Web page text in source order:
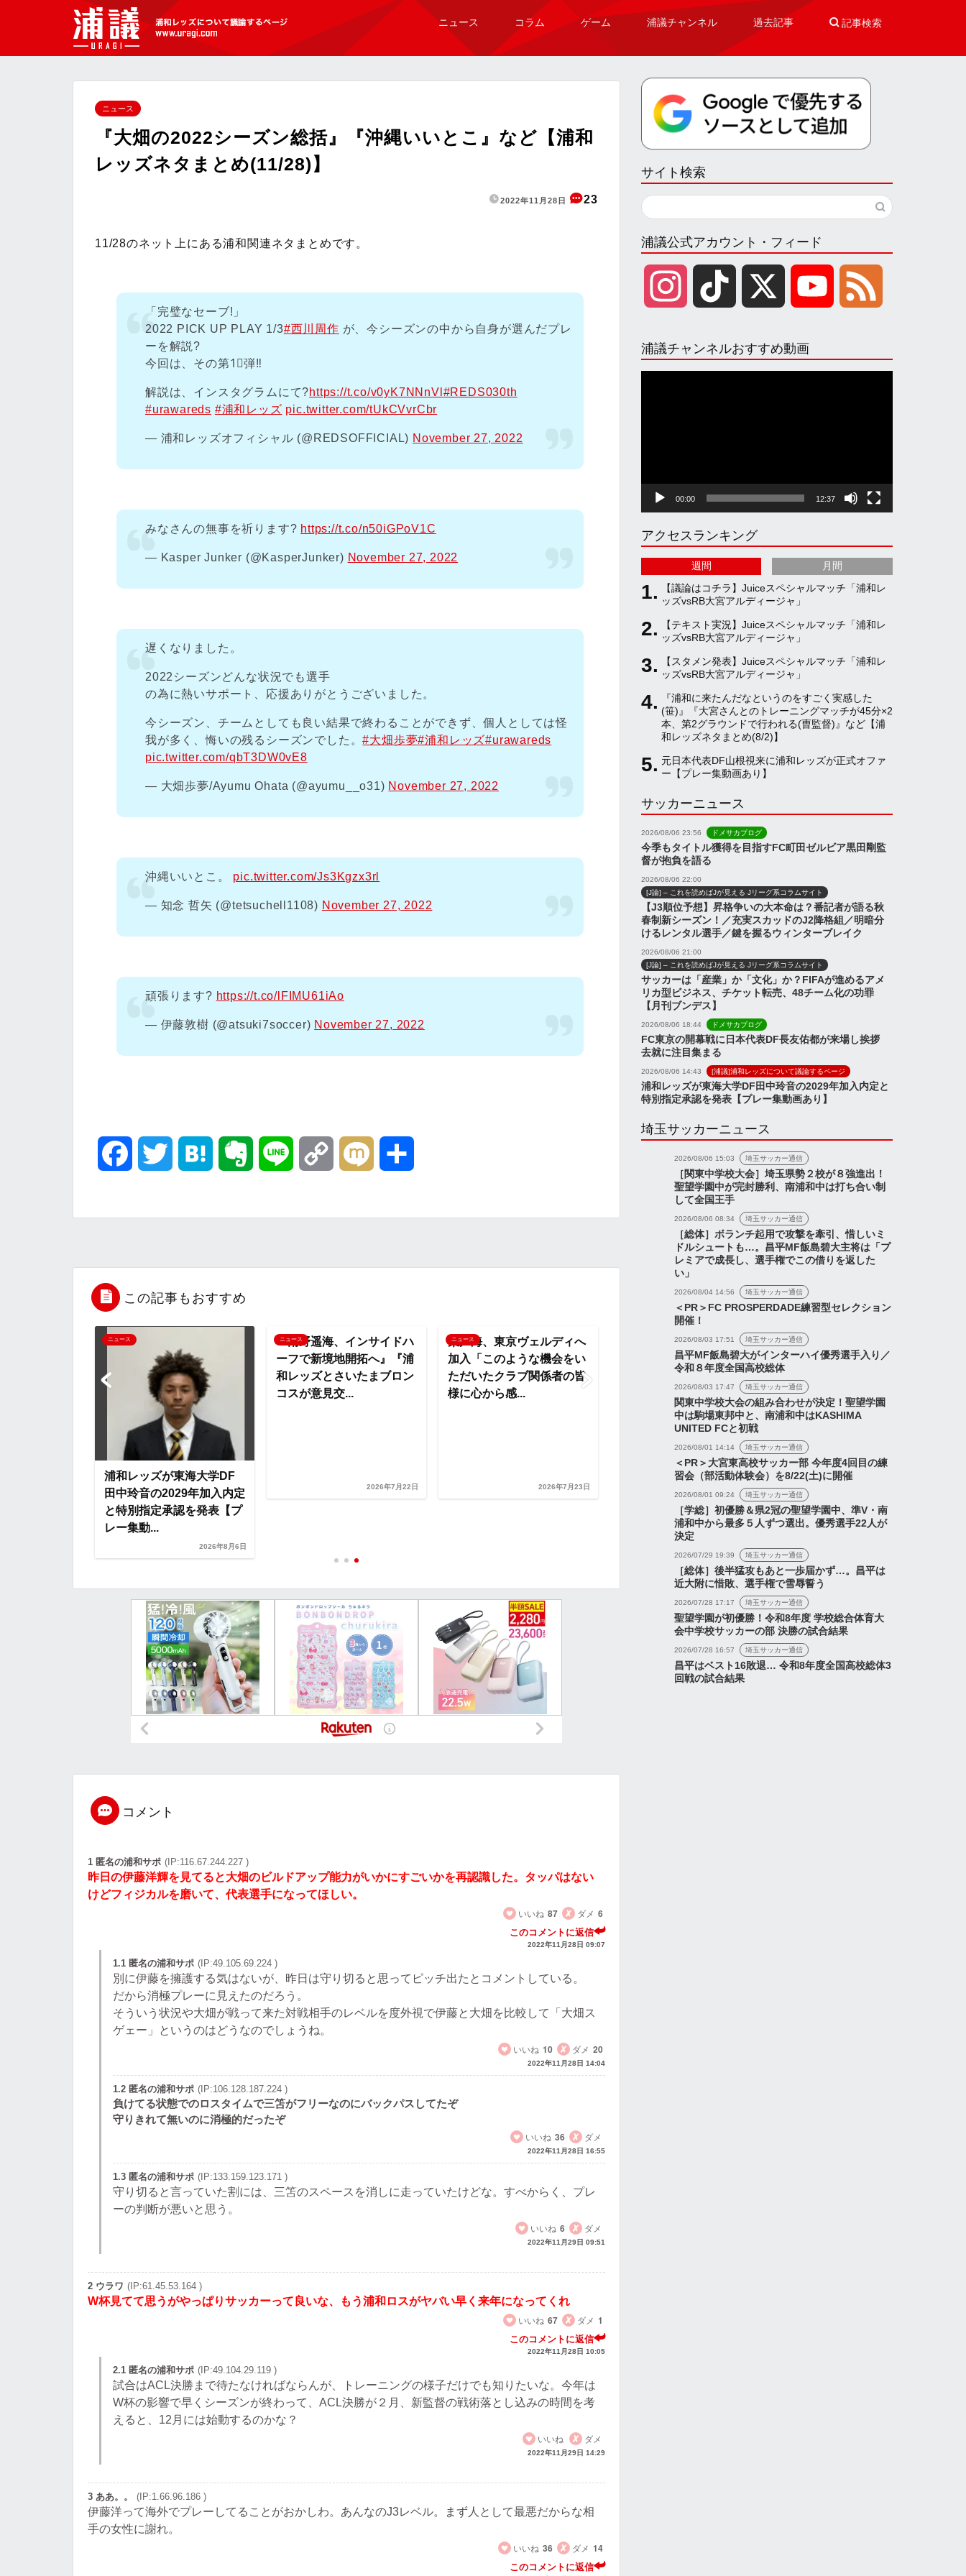
[浦議]浦和レッズについて議論するペ
ニュース コラム ゲーム 浦議チャンネル 過去記事  記事検索
ニュース
『大畑の2022シーズン総括』『沖縄いいとこ』など【浦和
レッズネタまとめ(11/28)】
2022年11月28日 23
11/28のネット上にある浦和関連ネタまとめです。
「完璧なセーブ!」
2022 PICK UP PLAY 1/3#西川周作 が、今シーズンの中から自身が選んだプレ
ーを解説?️
今回は、その第1⃣弾‼️
解説は、インスタグラムにて?https://t.co/v0yK7NNnVl #REDS030th
#urawareds #浦和レッズ pic.twitter.com/tUkCVvrCbr
— 浦和レッズオフィシャル (@REDSOFFICIAL) November 27, 2022
みなさんの無事を祈ります? https://t.co/n50iGPoV1C
— Kasper Junker (@KasperJunker) November 27, 2022
遅くなりました。
2022シーズンどんな状況でも選手
の為に熱いサポート、応援ありがとうございました。
今シーズン、チームとしても良い結果で終わることができず、個人としては怪
我が多く、悔いの残るシーズンでした。#大畑歩夢#浦和レッズ#urawareds
pic.twitter.com/qbT3DW0vE8
— 大畑歩夢/Ayumu Ohata (@ayumu__o31) November 27, 2022
沖縄いいとこ。 pic.twitter.com/Js3Kgzx3rl
— 知念 哲矢 (@tetsuchell1108) November 27, 2022
頑張ります? https://t.co/lFIMU61iAo
— 伊藤敦樹 (@atsuki7soccer) November 27, 2022
b
o
t
e
r
n
a o
n
k
この記事もおすすめ
ニュース
浦和レッズが東海大学DF
田中玲音の2029年加入内定
と特別指定承認を発表【プ
レー集動...
2026年8月6日
ニュース
『南野遥海、インサイドハ
ーフで新境地開拓へ』『浦
和レッズとさいたまブロン
コスが意見交...
2026年7月22日
ニュース
柴戸海、東京ヴェルディへ
加入「このような機会をい
ただいたクラブ関係者の皆
様に心から感...
2026年7月23日
浦和レッズが東海大学DF
田中玲音の2029年加入内定
と特別指定承認を発表【プ
ニュース
『南野遥海、インサイドハ
ーフで新境地開拓へ』『浦
コスが意見交...
コメント
1 匿名の浦和サポ (IP:116.67.244.227 )
昨日の伊藤洋輝を見てると大畑のビルドアップ能力がいかにすごいかを再認識した。タッパはない
けどフィジカルを磨いて、代表選手になってほしい。
いいね 87 ダメ 6
このコメントに返信
2022年11月28日 09:07
1.1 匿名の浦和サポ (IP:49.105.69.224 )
別に伊藤を擁護する気はないが、昨日は守り切ると思ってピッチ出たとコメントしている。
だから消極プレーに見えたのだろう。
そういう状況や大畑が戦って来た対戦相手のレベルを度外視で伊藤と大畑を比較して「大畑ス
ゲェー」というのはどうなのでしょうね。
いいね 10 ダメ 20
2022年11月28日 14:04
1.2 匿名の浦和サポ (IP:106.128.187.224 )
負けてる状態でのロスタイムで三笘がフリーなのにバックパスしてたぞ
守りきれて無いのに消極的だったぞ
いいね 36 ダメ
2022年11月28日 16:55
1.3 匿名の浦和サポ (IP:133.159.123.171 )
守り切ると言っていた割には、三笘のスペースを消しに走っていたけどな。すべからく、プレ
ーの判断が悪いと思う。
いいね 6 ダメ
2022年11月29日 09:51
2 ウラワ (IP:61.45.53.164 )
W杯見てて思うがやっぱりサッカーって良いな、もう浦和ロスがヤバい早く来年になってくれ
いいね 67 ダメ 1
このコメントに返信
2022年11月28日 10:05
2.1 匿名の浦和サポ (IP:49.104.29.119 )
試合はACL決勝まで待たなければならんが、トレーニングの様子だけでも知りたいな。今年は
W杯の影響で早くシーズンが終わって、ACL決勝が２月、新監督の戦術落とし込みの時間を考
えると、12月には始動するのかな？
いいね
ダメ
2022年11月29日 14:29
3 ああ。。 (IP:1.66.96.186 )
伊藤洋って海外でプレーしてることがおかしわ。あんなのJ3レベル。まず人として最悪だからな相
手の女性に謝れ。
いいね 36 ダメ 14
このコメントに返信
サイト検索
浦議公式アカウント・フィード
s
g
r
a
m
k
k
u
b
e
C
h
n
n
l
e
浦議チャンネルおすすめ動画
00:00 12:37
アクセスランキング
週間 月間
【議論はコチラ】Juiceスペシャルマッチ「浦和レ
ッズvsRB大宮アルディージャ」
【テキスト実況】Juiceスペシャルマッチ「浦和レ
ッズvsRB大宮アルディージャ」
【スタメン発表】Juiceスペシャルマッチ「浦和レ
ッズvsRB大宮アルディージャ」
『浦和に来たんだなというのをすごく実感した
(笹)』『大宮さんとのトレーニングマッチが45分×2
本、第2グラウンドで行われる(曺監督)』など【浦
和レッズネタまとめ(8/2)】
元日本代表DF山根視来に浦和レッズが正式オファ
ー【プレー集動画あり】
サッカーニュース
2026/08/06 23:56 ドメサカブログ
今季もタイトル獲得を目指すFC町田ゼルビア黒田剛監
督が抱負を語る
2026/08/06 22:00
[J論] – これを読めばJが見える Jリーグ系コラムサイト
【J3順位予想】昇格争いの大本命は？番記者が語る秋
春制新シーズン！／充実スカッドのJ2降格組／明暗分
けるレンタル選手／鍵を握るウィンターブレイク
2026/08/06 21:00
[J論] – これを読めばJが見える Jリーグ系コラムサイト
サッカーは「産業」か「文化」か？FIFAが進めるアメ
リカ型ビジネス、チケット転売、48チーム化の功罪
【月刊ブンデス】
2026/08/06 18:44 ドメサカブログ
FC東京の開幕戦に日本代表DF長友佑都が来場し挨拶
去就に注目集まる
2026/08/06 14:43 [浦議]浦和レッズについて議論するページ
浦和レッズが東海大学DF田中玲音の2029年加入内定と
特別指定承認を発表【プレー集動画あり】
埼玉サッカーニュース
2026/08/06 15:03 埼玉サッカー通信
［関東中学校大会］埼玉県勢２校が８強進出！
聖望学園中が完封勝利、南浦和中は打ち合い制
して全国王手
2026/08/06 08:34 埼玉サッカー通信
［総体］ボランチ起用で攻撃を牽引、惜しいミ
ドルシュートも…。昌平MF飯島碧大主将は「プ
レミアで成長し、選手権でこの借りを返した
い」
2026/08/04 14:56 埼玉サッカー通信
＜PR＞FC PROSPERDADE練習型セレクション
開催！
2026/08/03 17:51 埼玉サッカー通信
昌平MF飯島碧大がインターハイ優秀選手入り／
令和８年度全国高校総体
2026/08/03 17:47 埼玉サッカー通信
関東中学校大会の組み合わせが決定！聖望学園
中は駒場東邦中と、南浦和中はKASHIMA
UNITED FCと初戦
2026/08/01 14:14 埼玉サッカー通信
＜PR＞大宮東高校サッカー部 今年度4回目の練
習会（部活動体験会）を8/22(土)に開催
2026/08/01 09:24 埼玉サッカー通信
［学総］初優勝＆県2冠の聖望学園中、準V・南
浦和中から最多５人ずつ選出。優秀選手22人が
決定
2026/07/29 19:39 埼玉サッカー通信
［総体］後半猛攻もあと一歩届かず…。昌平は
近大附に惜敗、選手権で雪辱誓う
2026/07/28 17:17 埼玉サッカー通信
聖望学園が初優勝！令和8年度 学校総合体育大
会中学校サッカーの部 決勝の試合結果
2026/07/28 16:57 埼玉サッカー通信
昌平はベスト16敗退… 令和8年度全国高校総体3
回戦の試合結果